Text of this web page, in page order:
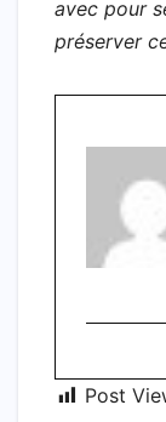
avec pour
préserver
Post